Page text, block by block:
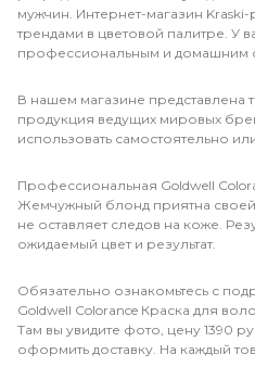
мужчин. Интернет-магазин
трендами в цветовой палитре. У
профессиональным и домашним
В нашем магазине представлена
продукция ведущих мировых
использовать самостоятельно
Профессиональная Goldwell
Жемчужный блонд приятна своей
не оставляет следов на коже.
ожидаемый цвет и результат.
Обязательно ознакомьтесь с
Goldwell Colorance Краска для
Там вы увидите фото, цену 1390
оформить доставку. На каждый